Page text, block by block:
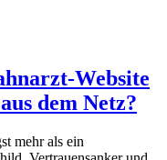
Website
dem Netz?
mehr als ein